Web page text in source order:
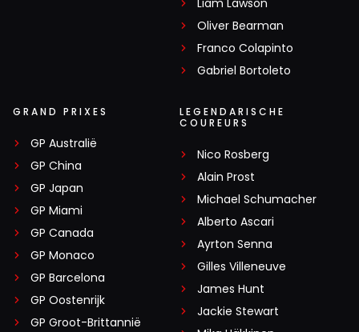
Liam Lawson
Oliver Bearman
Franco Colapinto
Gabriel Bortoleto
GRAND PRIXES
GP Australië
GP China
GP Japan
GP Miami
GP Canada
GP Monaco
GP Barcelona
GP Oostenrijk
GP Groot-Brittannië
LEGENDARISCHE
COUREURS
Nico Rosberg
Alain Prost
Michael Schumacher
Alberto Ascari
Ayrton Senna
Gilles Villeneuve
James Hunt
Jackie Stewart